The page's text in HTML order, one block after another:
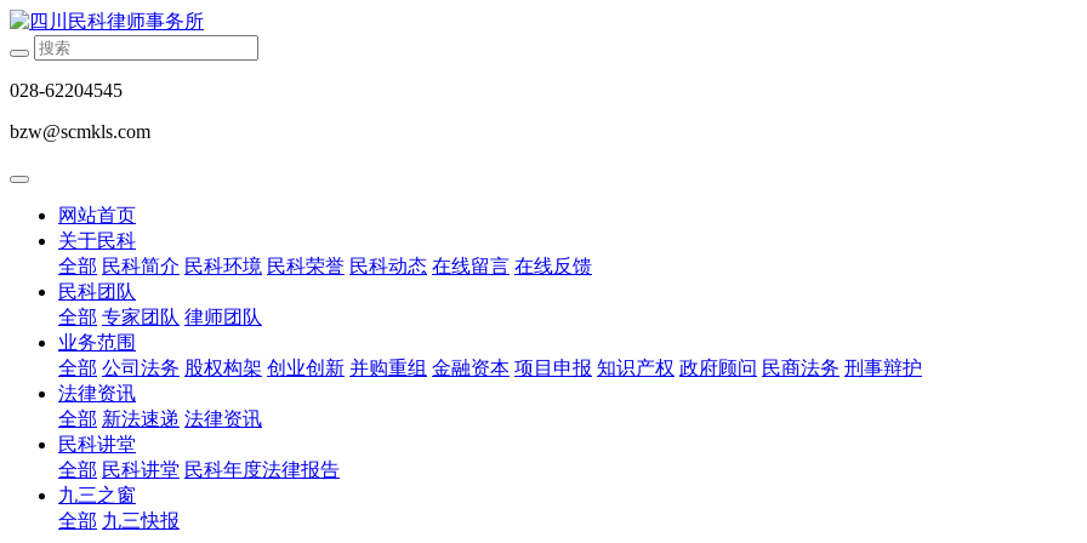
028-62204545
bzw@scmkls.com
网站首页
关于民科
全部 民科简介 民科环境 民科荣誉 民科动态 在线留言 在线反馈
民科团队
全部 专家团队 律师团队
业务范围
全部 公司法务 股权构架 创业创新 并购重组 金融资本 项目申报 知识产权 政府顾问 民商法务 刑事辩护
法律资讯
全部 新法速递 法律资讯
民科讲堂
全部 民科讲堂 民科年度法律报告
九三之窗
全部 九三快报